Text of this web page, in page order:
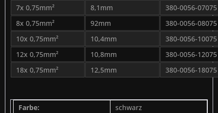
7x 0,75mm²
8,1mm
380-0056-07075
8x 0,75mm²
92mm
380-0056-08075
10x 0,75mm²
10,4mm
380-0056-10075
12x 0,75mm²
10,8mm
380-0056-12075
18x 0,75mm²
12,5mm 380-0056-18075
Farbe: schwarz